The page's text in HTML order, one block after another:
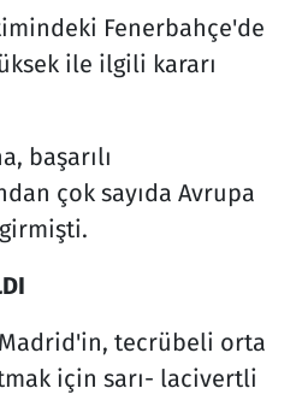
Fenerbahçe'de
ile ilgili kararı
başarılı
çok sayıda Avrupa
tecrübeli orta
için sarı- lacivertli